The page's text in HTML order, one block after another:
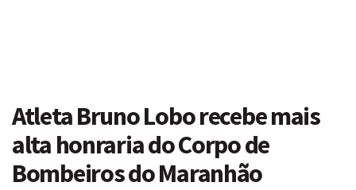
Atleta Bruno Lobo recebe mais
alta honraria do Corpo de
Bombeiros do Maranhão